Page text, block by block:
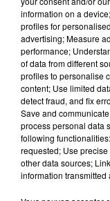
Chapoulier et
« Une joyeuse
une fable satirique
de la
hommes dans une
frontières
Ajouter à votre
information on a
profiles for
advertising; Measure
performance;
of data from different
profiles to personalise
content; Use limited
detect fraud, and fix
Save and
process personal data
following
requested; Use
other data sources;
information transmitted